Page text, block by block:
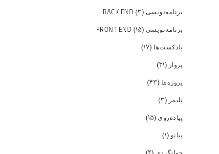
برنامه‌نویسی BACK END (۳)
برنامه‌نویسی FRONT END (۱۵)
پادکست‌ها (۱۷)
پرواز (۲۱)
پروژه‌ها (۴۳)
پلیمر (۳)
پیاده‌روی (۱۵)
پیانو(۱)